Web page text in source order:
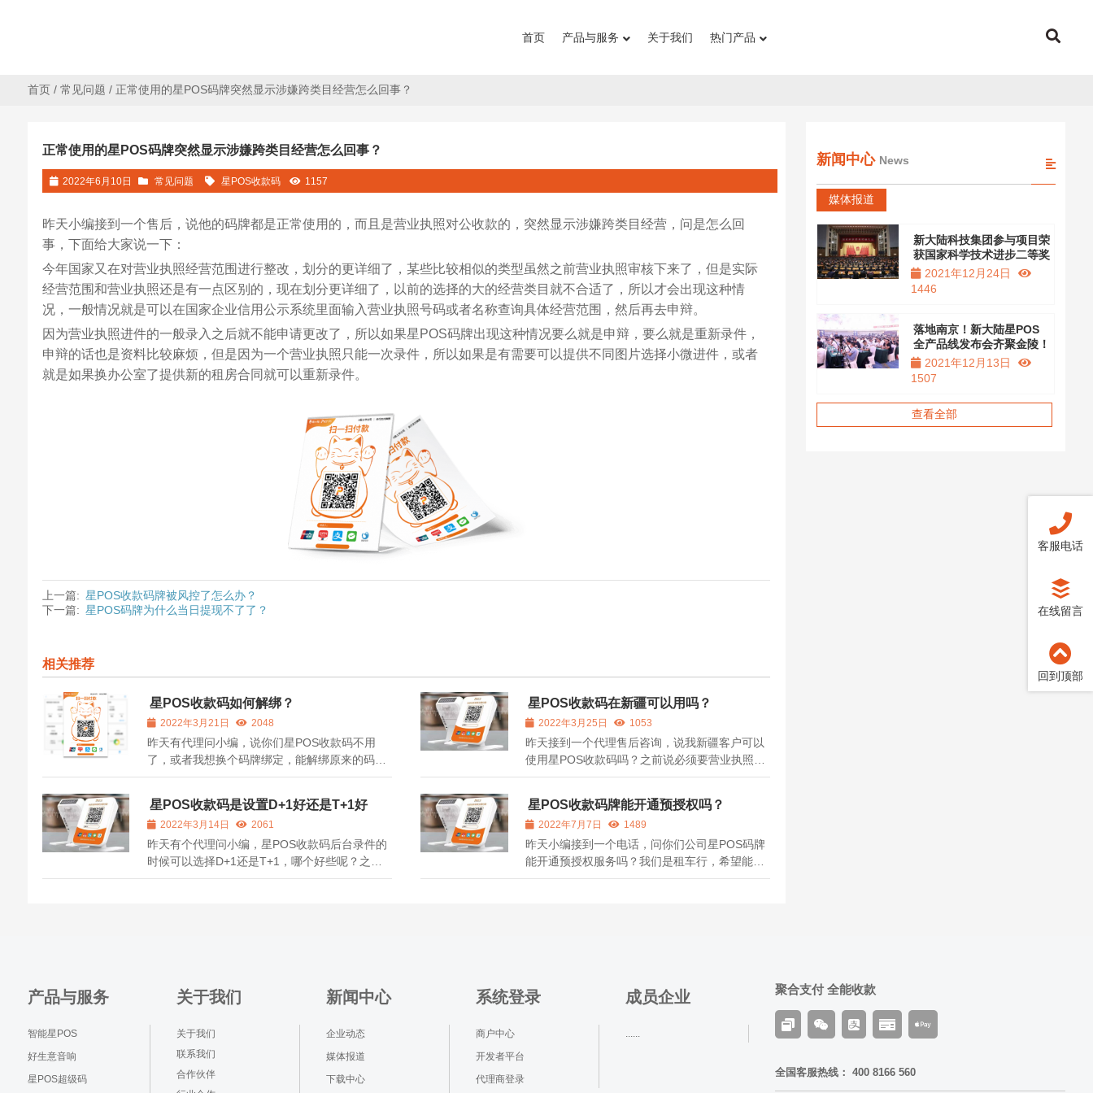
首页 产品与服务 关于我们 热门产品
首页/ 常见问题 / 正常使用的星POS码牌突然显示涉嫌跨类目经营怎么回事？
正常使用的星POS码牌突然显示涉嫌跨类目经营怎么回事？
2022年6月10日 常见问题 星POS收款码 1157
昨天小编接到一个售后，说他的码牌都是正常使用的，而且是营业执照对公收款的，突然显示涉嫌跨类目经营，问是怎么回
事，下面给大家说一下：
今年国家又在对营业执照经营范围进行整改，划分的更详细了，某些比较相似的类型虽然之前营业执照审核下来了，但是实际
经营范围和营业执照还是有一点区别的，现在划分更详细了，以前的选择的大的经营类目就不合适了，所以才会出现这种情
况，一般情况就是可以在国家企业信用公示系统里面输入营业执照号码或者名称查询具体经营范围，然后再去申辩。
因为营业执照进件的一般录入之后就不能申请更改了，所以如果星POS码牌出现这种情况要么就是申辩，要么就是重新录件，
申辩的话也是资料比较麻烦，但是因为一个营业执照只能一次录件，所以如果是有需要可以提供不同图片选择小微进件，或者
就是如果换办公室了提供新的租房合同就可以重新录件。
上一篇: 星POS收款码牌被风控了怎么办？
下一篇: 星POS码牌为什么当日提现不了了？
相关推荐
星POS收款码如何解绑？
2022年3月21日 2048
昨天有代理问小编，说你们星POS收款码不用
了，或者我想换个码牌绑定，能解绑原来的码牌
吗？下面给大家说一下： 首先手机端app肯定是
https://starpos.com.cn:8180/portal/index网址，
登录后用手机端app的登录名和密码登录就可
以...
星POS收款码在新疆可以用吗？
2022年3月25日 1053
昨天接到一个代理售后咨询，说我新疆客户可以
使用星POS收款码吗？之前说必须要营业执照办
理是真的吗？下面给大家说一下： 星POS收款码
照不能使用，因为音响码牌有流量卡定位，那边
属于风险地区，所以有限制，其他的产品没...
星POS收款码是设置D+1好还是T+1好
2022年3月14日 2061
昨天有个代理问小编，星POS收款码后台录件的
时候可以选择D+1还是T+1，哪个好些呢？之前
不是说就是T+1到账吗？下面给大家说一下： 首
星POS收款码牌能开通预授权吗？
2022年7月7日 1489
昨天小编接到一个电话，问你们公司星POS码牌
能开通预授权服务吗？我们是租车行，希望能有
预授权，答案是不能的哈，目前所有支付公司平
新闻中心 News
媒体报道
新大陆科技集团参与项目荣
获国家科学技术进步二等奖
2021年12月24日
1446
落地南京！新大陆星POS
全产品线发布会齐聚金陵！
2021年12月13日
1507
查看全部
产品与服务
智能星POS
好生意音响
星POS超级码
关于我们
关于我们
联系我们
合作伙伴
新闻中心
企业动态
媒体报道
下载中心
系统登录
商户中心
开发者平台
代理商登录
成员企业
......
聚合支付 全能收款
全国客服热线： 400 8166 560
客服电话
在线留言
回到顶部